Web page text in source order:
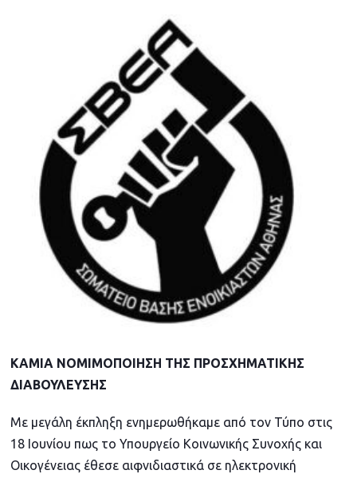
2
6
ΚΑΜΙΑ ΝΟΜΙΜΟΠΟΙΗΣΗ ΤΗΣ ΠΡΟΣΧΗΜΑΤΙΚΗΣ
ΔΙΑΒΟΥΛΕΥΣΗΣ
Με μεγάλη έκπληξη ενημερωθήκαμε από τον Τύπο στις
18 Ιουνίου πως το Υπουργείο Κοινωνικής Συνοχής και
Οικογένειας έθεσε αιφνιδιαστικά σε ηλεκτρονική